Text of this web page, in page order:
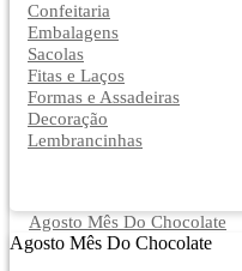
Confeitaria
Embalagens
Sacolas
Fitas e Laços
Formas e Assadeiras
Decoração
Lembrancinhas
Agosto Mês Do Chocolate
Agosto Mês Do Chocolate